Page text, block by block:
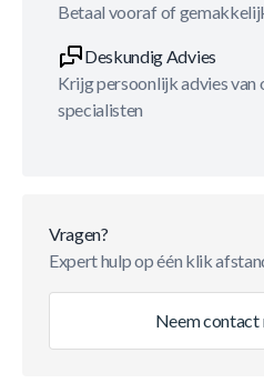
Betaal vooraf of
Deskundig Advies
Krijg persoonlijk advies van
specialisten
Vragen?
Expert hulp op één klik
Neem contact